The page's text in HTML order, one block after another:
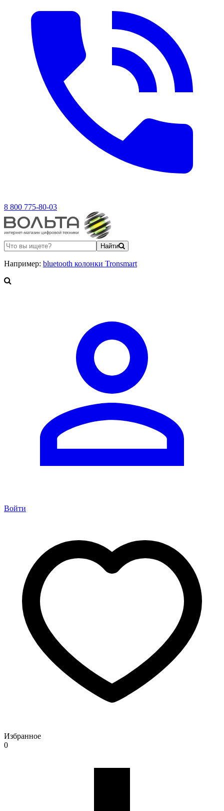
8 800 775-80-03
Найти
Например: bluetooth колонки Tronsmart
Войти
Избранное
0